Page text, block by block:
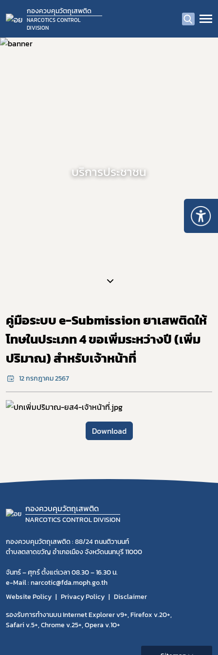
กองควบคุมวัตถุเสพติด
NARCOTICS CONTROL
DIVISION
บริการประชาชน
คู่มือระบบ e-Submission ยาเสพติดให้
โทษในประเภท 4 ขอเพิ่มระหว่างปี (เพิ่ม
ปริมาณ) สำหรับเจ้าหน้าที่
12 กรกฎาคม 2567
Download
กองควบคุมวัตถุเสพติด
NARCOTICS CONTROL DIVISION
กองควบคุมวัตถุเสพติด : 88/24 ถนนติวานนท์
ตำบลตลาดขวัญ อำเภอเมือง จังหวัดนนทบุรี 11000
จันทร์ – ศุกร์ ตั้งแต่เวลา 08.30 – 16.30 น.
e-Mail : narcotic@fda.moph.go.th
Website Policy
Privacy Policy
Disclaimer
รองรับการทำงานบน Internet Explorer v9+, Firefox v.20+,
Safari v.5+, Chrome v.25+, Opera v.10+
Subscribe
เลือกหัวข้อที่ท่านต้องการ Subscribe
กฎหมาย
การขออนุญาต
ข่าวประชาสัมพันธ์